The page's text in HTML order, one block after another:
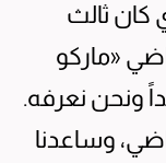
كان ثالث
«ماركو
ونحن نعرفه.
وساعدنا